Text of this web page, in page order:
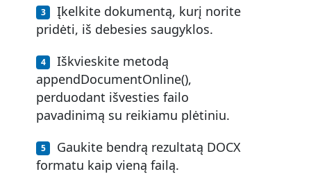
Įkelkite dokumentą, kurį norite
pridėti, iš debesies saugyklos.
Iškvieskite metodą
appendDocumentOnline(),
perduodant išvesties failo
pavadinimą su reikiamu plėtiniu.
Gaukite bendrą rezultatą DOCX
formatu kaip vieną failą.